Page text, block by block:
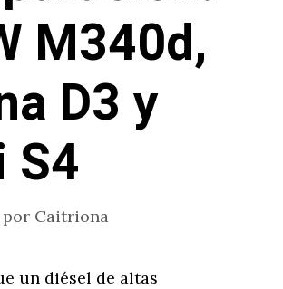
M340d,
D3 y
S4
por Caitriona
un diésel de altas